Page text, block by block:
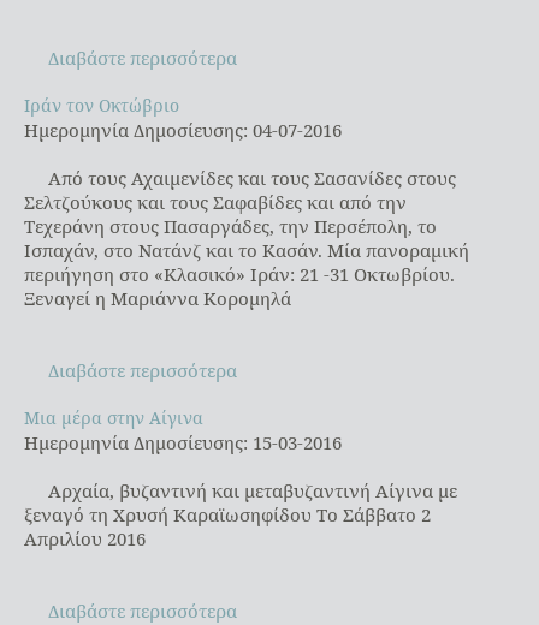
Διαβάστε περισσότερα
Ιράν τον Οκτώβριο
Ιράν τον Οκτώβριο
Ημερομηνία Δημοσίευσης: 04-07-2016
Από τους Αχαιμενίδες και τους Σασανίδες στους
Σελτζούκους και τους Σαφαβίδες και από την
Τεχεράνη στους Πασαργάδες, την Περσέπολη, το
Ισπαχάν, στο Νατάνζ και το Κασάν. Μία πανοραμική
περιήγηση στο «Κλασικό» Ιράν: 21 -31 Οκτωβρίου.
Ξεναγεί η Μαριάννα Κορομηλά
Διαβάστε περισσότερα
Μια μέρα στην Αίγινα
Μια μέρα στην Αίγινα
Ημερομηνία Δημοσίευσης: 15-03-2016
Αρχαία, βυζαντινή και μεταβυζαντινή Αίγινα με
ξεναγό τη Χρυσή Καραϊωσηφίδου Το Σάββατο 2
Απριλίου 2016
Διαβάστε περισσότερα